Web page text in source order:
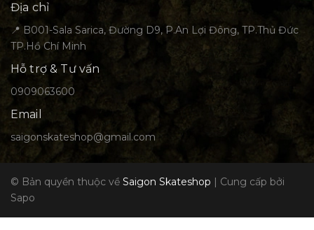
Địa chỉ
📍 B001-Sala Sarica, Đường D9, P.An Lợi Đông, TP.Thủ Đức
TP.Hồ Chí Minh
Hỗ trợ & Tư vấn
0909063600
Email
saigonskateshop@gmail.com
© Bản quyền thuộc về Saigon Skateshop | Cung cấp bởi
Sapo